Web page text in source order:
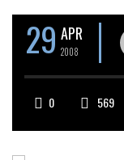
29 APR
2008
0 569